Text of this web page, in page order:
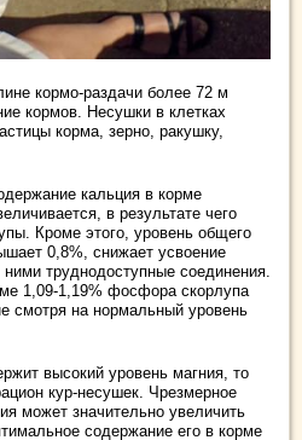
кормо-раздачи более 72 м
кормов. Несушки в клетках
корма, зерно, ракушку,
кальция в корме
в результате чего
Кроме этого, уровень общего
0,8%, снижает усвоение
труднодоступные соединения.
1,09-1,19% фосфора скорлупа
смотря на нормальный уровень
высокий уровень магния, то
кур-несушек. Чрезмерное
может значительно увеличить
содержание его в корме